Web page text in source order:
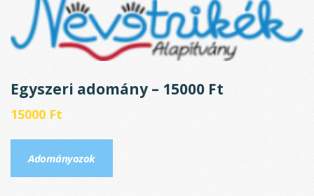
Egyszeri adomány – 15000 Ft
15000 Ft
Adományozok